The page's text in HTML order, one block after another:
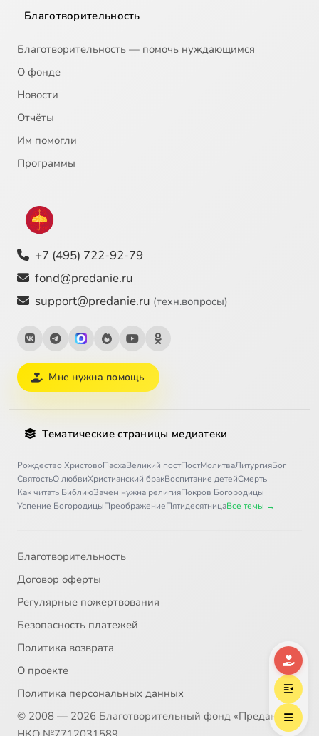
Благотворительность
Благотворительность — помочь нуждающимся
О фонде
Новости
Отчёты
Им помогли
Программы
+7 (495) 722-92-79
fond@predanie.ru
support@predanie.ru (техн.вопросы)
Мне нужна помощь
Тематические страницы медиатеки
Рождество ХристовоПасхаВеликий постПостМолитваЛитургияБог
СвятостьО любвиХристианский бракВоспитание детейСмерть
Как читать БиблиюЗачем нужна религияПокров Богородицы
Успение БогородицыПреображениеПятидесятницаВсе темы →
Благотворительность
Договор оферты
Регулярные пожертвования
Безопасность платежей
Политика возврата
О проекте
Политика персональных данных
© 2008 — 2026 Благотворительный фонд «Предание»